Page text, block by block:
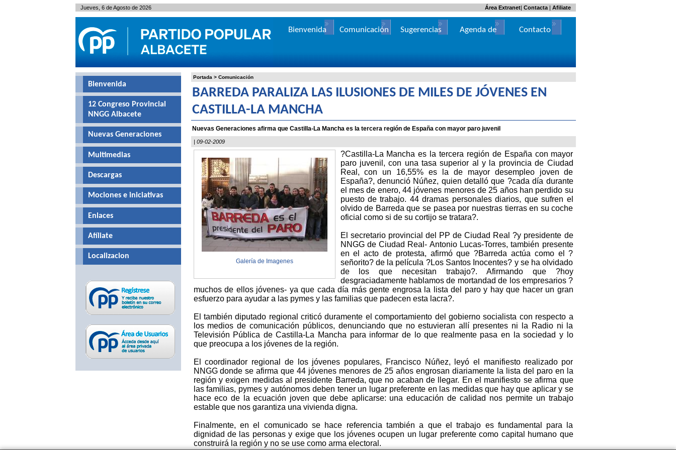
Portada > Comunicación
BARREDA PARALIZA LAS ILUSIONES DE MILES DE JÓVENES EN
CASTILLA-LA MANCHA
Nuevas Generaciones afirma que Castilla-La Mancha es la tercera región de España con mayor paro juvenil
| 09-02-2009
Galería de Imagenes
?Castilla-La Mancha es la tercera región de España con mayor
paro juvenil, con una tasa superior al y la provincia de Ciudad
Real, con un 16,55% es la de mayor desempleo joven de
España?, denunció Núñez, quien detalló que ?cada día durante
el mes de enero, 44 jóvenes menores de 25 años han perdido su
puesto de trabajo. 44 dramas personales diarios, que sufren el
olvido de Barreda que se pasea por nuestras tierras en su coche
oficial como si de su cortijo se tratara?.
El secretario provincial del PP de Ciudad Real ?y presidente de
NNGG de Ciudad Real- Antonio Lucas-Torres, también presente
en el acto de protesta, afirmó que ?Barreda actúa como el ?
señorito? de la película ?Los Santos Inocentes? y se ha olvidado
de los que necesitan trabajo?. Afirmando que ?hoy
desgraciadamente hablamos de mortandad de los empresarios ?
muchos de ellos jóvenes- ya que cada día más gente engrosa la lista del paro y hay que hacer un gran
esfuerzo para ayudar a las pymes y las familias que padecen esta lacra?.
El también diputado regional criticó duramente el comportamiento del gobierno socialista con respecto a
los medios de comunicación públicos, denunciando que no estuvieran allí presentes ni la Radio ni la
Televisión Pública de Castilla-La Mancha para informar de lo que realmente pasa en la sociedad y lo
que preocupa a los jóvenes de la región.
El coordinador regional de los jóvenes populares, Francisco Núñez, leyó el manifiesto realizado por
NNGG donde se afirma que 44 jóvenes menores de 25 años engrosan diariamente la lista del paro en la
región y exigen medidas al presidente Barreda, que no acaban de llegar. En el manifiesto se afirma que
las familias, pymes y autónomos deben tener un lugar preferente en las medidas que hay que aplicar y se
hace eco de la ecuación joven que debe aplicarse: una educación de calidad nos permite un trabajo
estable que nos garantiza una vivienda digna.
Finalmente, en el comunicado se hace referencia también a que el trabajo es fundamental para la
dignidad de las personas y exige que los jóvenes ocupen un lugar preferente como capital humano que
construirá la región y no se use como arma electoral.
Bienvenida
12 Congreso Provincial
NNGG Albacete
Nuevas Generaciones
Multimedias
Descargas
Mociones e iniciativas
Enlaces
Afíliate
Localizacion
Jueves, 6 de Agosto de 2026 | Contacta| Afiliate
Área Extranet
Bienvenida Comunicación Sugerencias
Agenda de
Contacto